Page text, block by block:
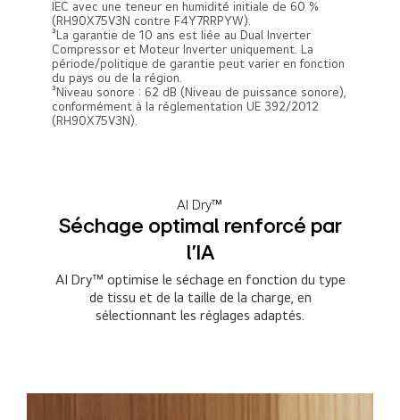
IEC avec une teneur en humidité initiale de 60 %
(RH90X75V3N contre F4Y7RRPYW).
³La garantie de 10 ans est liée au Dual Inverter
Compressor et Moteur Inverter uniquement. La
période/politique de garantie peut varier en fonction
du pays ou de la région.
³Niveau sonore : 62 dB (Niveau de puissance sonore),
conformément à la réglementation UE 392/2012
(RH90X75V3N).
AI Dry™
Séchage optimal renforcé par
l'IA
AI Dry™ optimise le séchage en fonction du type
de tissu et de la taille de la charge, en
sélectionnant les réglages adaptés.